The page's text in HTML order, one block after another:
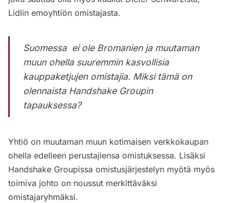
Lidlin emoyhtiön omistajasta.
Suomessa ei ole Bromanien ja muutaman
muun ohella suuremmin kasvollisia
kauppaketjujen omistajia. Miksi tämä on
olennaista Handshake Groupin
tapauksessa?
Yhtiö on muutaman muun kotimaisen verkkokaupan
ohella edelleen perustajiensa omistuksessa. Lisäksi
Handshake Groupissa omistusjärjestelyn myötä myös
toimiva johto on noussut merkittäväksi
omistajaryhmäksi.